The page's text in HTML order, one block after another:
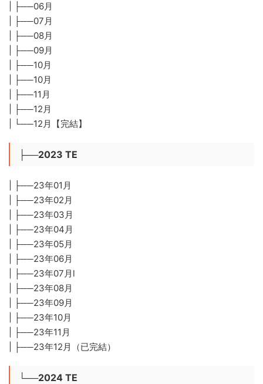
| ├──06月
| ├──07月
| ├──08月
| ├──09月
| ├──10月
| ├──10月
| ├──11月
| ├──12月
| └──12月【完結】
├──2023 TE
| ├──23年01月
| ├──23年02月
| ├──23年03月
| ├──23年04月
| ├──23年05月
| ├──23年06月
| ├──23年07月l
| ├──23年08月
| ├──23年09月
| ├──23年10月
| ├──23年11月
| ├──23年12月（已完結）
└──2024 TE